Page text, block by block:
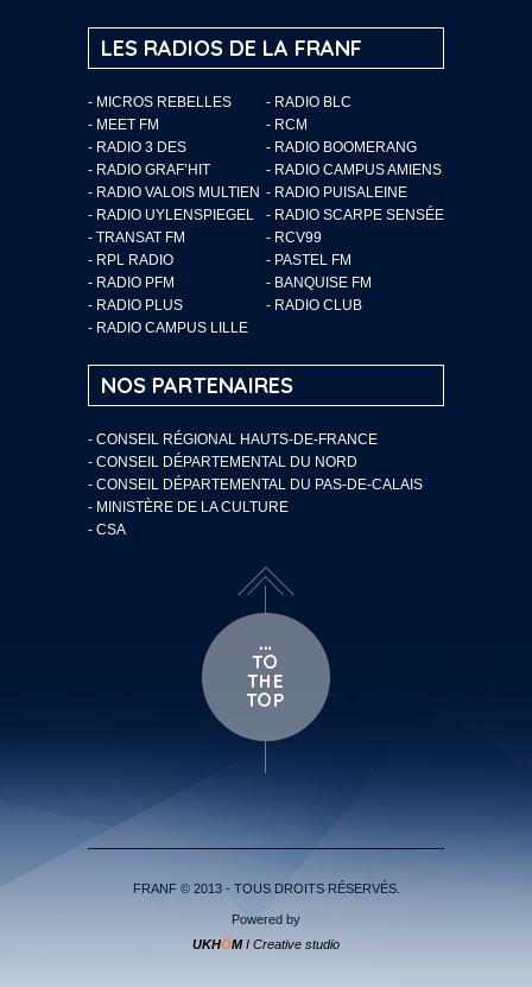
LES RADIOS DE LA FRANF
- MICROS REBELLES
- RADIO BLC
- MEET FM
- RCM
- RADIO 3 DES
- RADIO BOOMERANG
- RADIO GRAF’HIT
- RADIO CAMPUS AMIENS
- RADIO VALOIS MULTIEN - RADIO PUISALEINE
- RADIO UYLENSPIEGEL
- RADIO SCARPE SENSÉE
- TRANSAT FM
- RCV99
- RPL RADIO
- PASTEL FM
- RADIO PFM
- BANQUISE FM
- RADIO PLUS
- RADIO CLUB
- RADIO CAMPUS LILLE
NOS PARTENAIRES
- CONSEIL RÉGIONAL HAUTS-DE-FRANCE
- CONSEIL DÉPARTEMENTAL DU NORD
- CONSEIL DÉPARTEMENTAL DU PAS-DE-CALAIS
- MINISTÈRE DE LA CULTURE
- CSA
FRANF © 2013 - TOUS DROITS RÉSERVÉS.
Powered by
UKHÖMI Creative studio